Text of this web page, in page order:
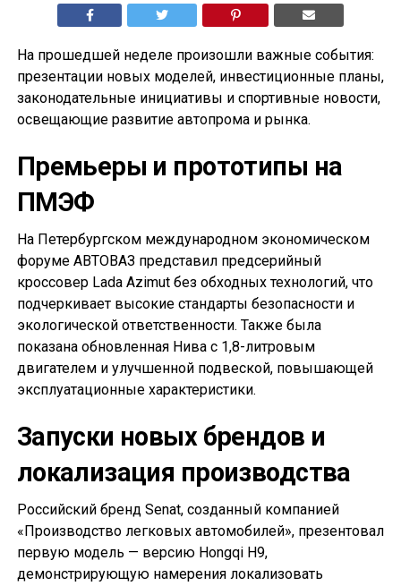
На прошедшей неделе произошли важные события:
презентации новых моделей, инвестиционные планы,
законодательные инициативы и спортивные новости,
освещающие развитие автопрома и рынка.
Премьеры и прототипы на
ПМЭФ
На Петербургском международном экономическом
форуме АВТОВАЗ представил предсерийный
кроссовер Lada Azimut без обходных технологий, что
подчеркивает высокие стандарты безопасности и
экологической ответственности. Также была
показана обновленная Нива с 1,8-литровым
двигателем и улучшенной подвеской, повышающей
эксплуатационные характеристики.
Запуски новых брендов и
локализация производства
Российский бренд Senat, созданный компанией
«Производство легковых автомобилей», презентовал
первую модель — версию Hongqi H9,
демонстрирующую намерения локализовать